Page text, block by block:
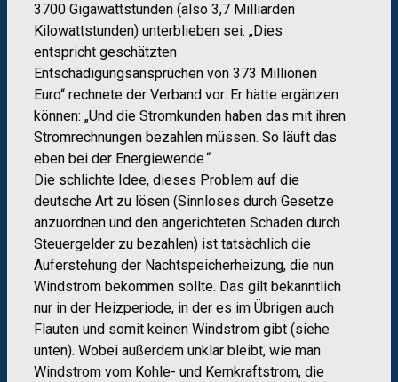
3700 Gigawattstunden (also 3,7 Milliarden
Kilowattstunden) unterblieben sei. „Dies
entspricht geschätzten
Entschädigungsansprüchen von 373 Millionen
Euro“ rechnete der Verband vor. Er hätte ergänzen
können: „Und die Stromkunden haben das mit ihren
Stromrechnungen bezahlen müssen. So läuft das
eben bei der Energiewende.“
Die schlichte Idee, dieses Problem auf die
deutsche Art zu lösen (Sinnloses durch Gesetze
anzuordnen und den angerichteten Schaden durch
Steuergelder zu bezahlen) ist tatsächlich die
Auferstehung der Nachtspeicherheizung, die nun
Windstrom bekommen sollte. Das gilt bekanntlich
nur in der Heizperiode, in der es im Übrigen auch
Flauten und somit keinen Windstrom gibt (siehe
unten). Wobei außerdem unklar bleibt, wie man
Windstrom vom Kohle- und Kernkraftstrom, die